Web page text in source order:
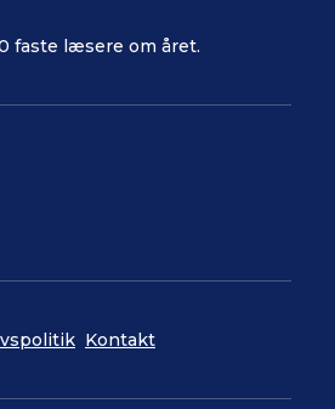
faste læsere om året.
Kontakt